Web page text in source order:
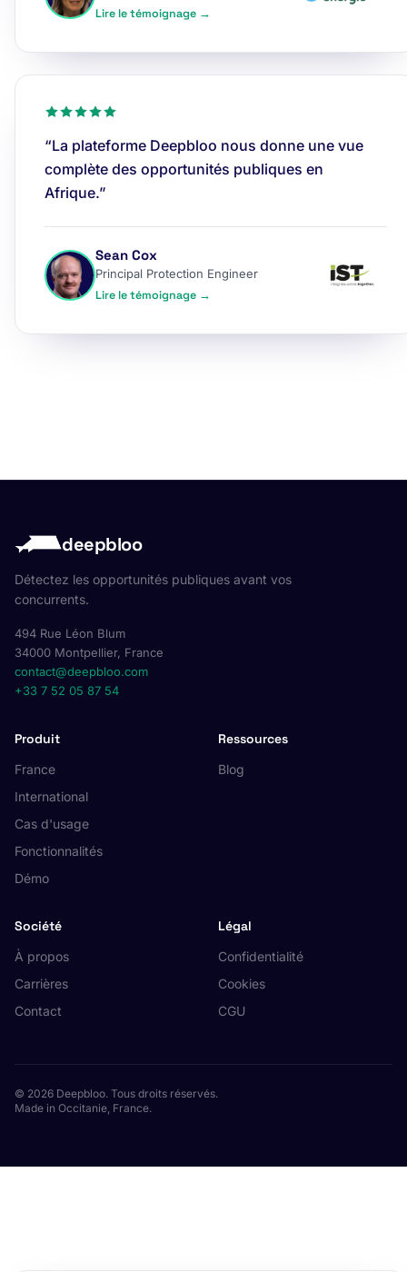
Lire le témoignage →
“La plateforme Deepbloo nous donne une vue
complète des opportunités publiques en
Afrique.”
Sean Cox
Principal Protection Engineer
Lire le témoignage →
deepbloo
Détectez les opportunités publiques avant vos
concurrents.
494 Rue Léon Blum
34000 Montpellier, France
contact@deepbloo.com
+33 7 52 05 87 54
Produit
France
International
Cas d'usage
Fonctionnalités
Démo
Ressources
Blog
Société
À propos
Carrières
Contact
Légal
Confidentialité
Cookies
CGU
© 2026 Deepbloo. Tous droits réservés.
Made in Occitanie, France.